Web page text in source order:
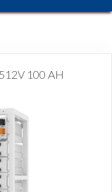
100 AH